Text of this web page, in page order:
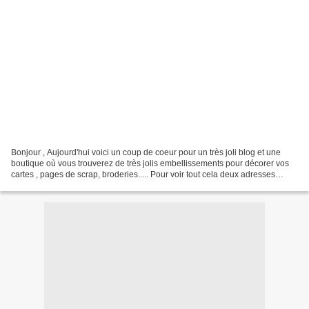
Bonjour , Aujourd'hui voici un coup de coeur pour un très joli blog et une
boutique où vous trouverez de très jolis embellissements pour décorer vos
cartes , pages de scrap, broderies..... Pour voir tout cela deux adresses